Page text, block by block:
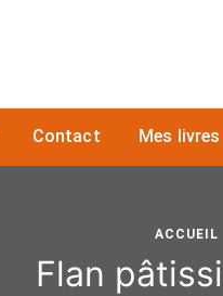
Contact Mes livres
ACCUEIL
Flan